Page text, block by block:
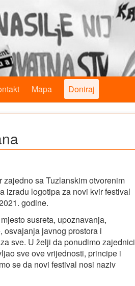
Mapa Doniraj
sa Tuzlanskim otvorenim
izradu logotipa za novi kvir festival
godine.
susreta, upoznavanja,
javnog prostora i
sve. U želji da ponudimo zajednici
sve ove vrijednosti, principe i
se da novi festival nosi naziv